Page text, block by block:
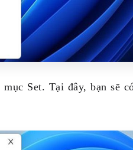
Set. Tại đây, bạn sẽ